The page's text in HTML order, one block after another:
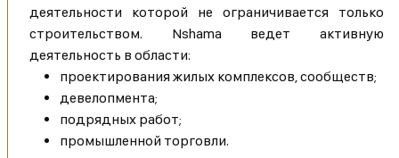
деятельности которой не ограничивается только
строительством. Nshama ведет активную
деятельность в области:
проектирования жилых комплексов, сообществ;
девелопмента;
подрядных работ;
промышленной торговли.